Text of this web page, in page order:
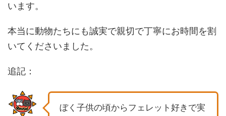
います。
本当に動物たちにも誠実で親切で丁寧にお時間を割
いてくださいました。
追記：
ぼく子供の頃からフェレット好きで実